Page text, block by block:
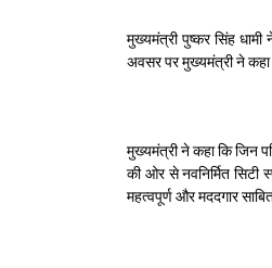
मुख्यमंत्री पुष्कर सिंह
अवसर पर मुख्यमंत्री ने कहा
मुख्यमंत्री ने कहा कि जिन
की ओर से नवनिर्मित सिटी
महत्वपूर्ण और मददगार